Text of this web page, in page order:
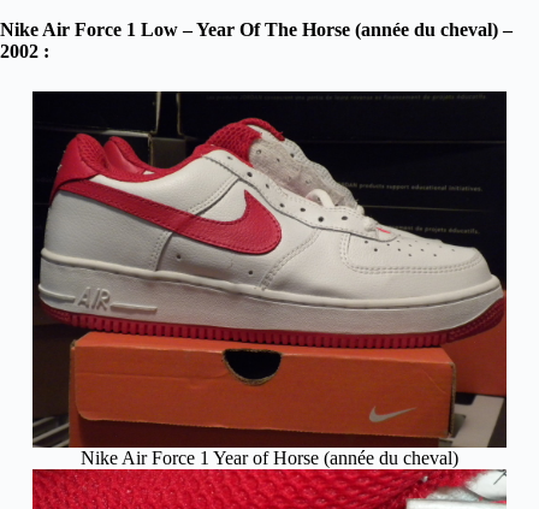
Nike Air Force 1 Low – Year Of The Horse (année du cheval) –
2002 :
Nike Air Force 1 Year of Horse (année du cheval)